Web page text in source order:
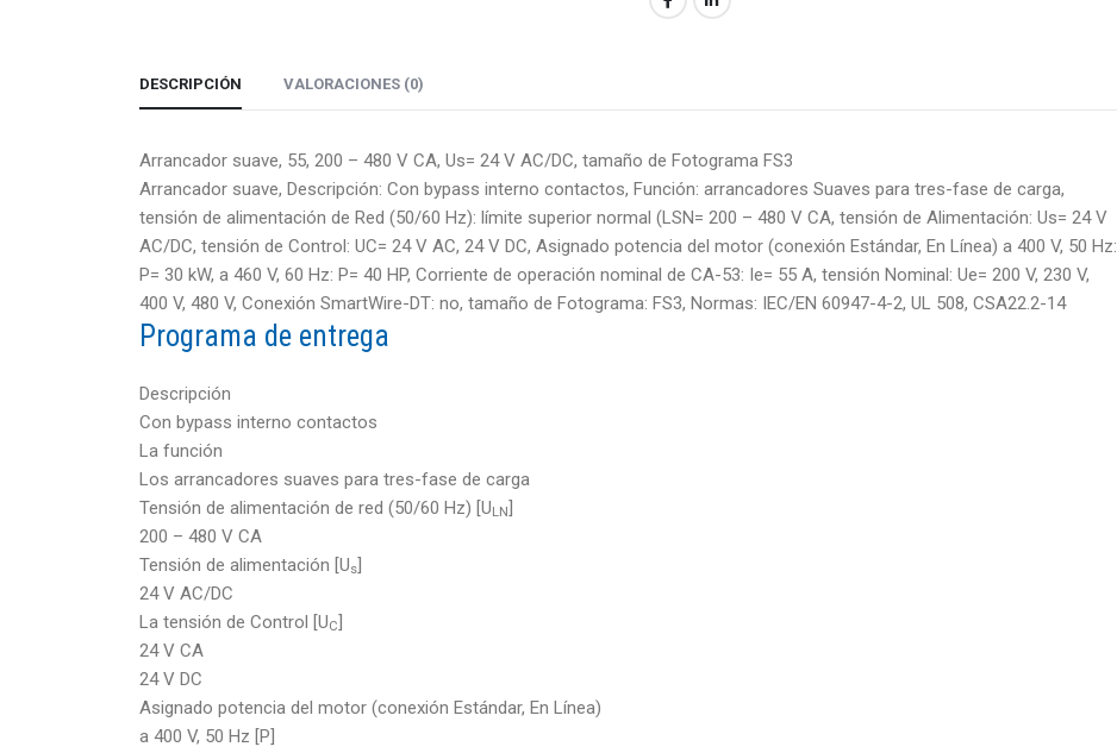
DESCRIPCIÓN VALORACIONES (0)
Arrancador suave, 55, 200 – 480 V CA, Us= 24 V AC/DC, tamaño de Fotograma FS3
Arrancador suave, Descripción: Con bypass interno contactos, Función: arrancadores Suaves para tres-fase de carga,
tensión de alimentación de Red (50/60 Hz): límite superior normal (LSN= 200 – 480 V CA, tensión de Alimentación: Us= 24 V
AC/DC, tensión de Control: UC= 24 V AC, 24 V DC, Asignado potencia del motor (conexión Estándar, En Línea) a 400 V, 50 Hz:
P= 30 kW, a 460 V, 60 Hz: P= 40 HP, Corriente de operación nominal de CA-53: Ie= 55 A, tensión Nominal: Ue= 200 V, 230 V,
400 V, 480 V, Conexión SmartWire-DT: no, tamaño de Fotograma: FS3, Normas: IEC/EN 60947-4-2, UL 508, CSA22.2-14
Programa de entrega
Descripción
Con bypass interno contactos
La función
Los arrancadores suaves para tres-fase de carga
Tensión de alimentación de red (50/60 Hz) [U LN]
200 – 480 V CA
Tensión de alimentación [Us]
24 V AC/DC
La tensión de Control [UC]
24 V CA
24 V DC
Asignado potencia del motor (conexión Estándar, En Línea)
a 400 V, 50 Hz [P]